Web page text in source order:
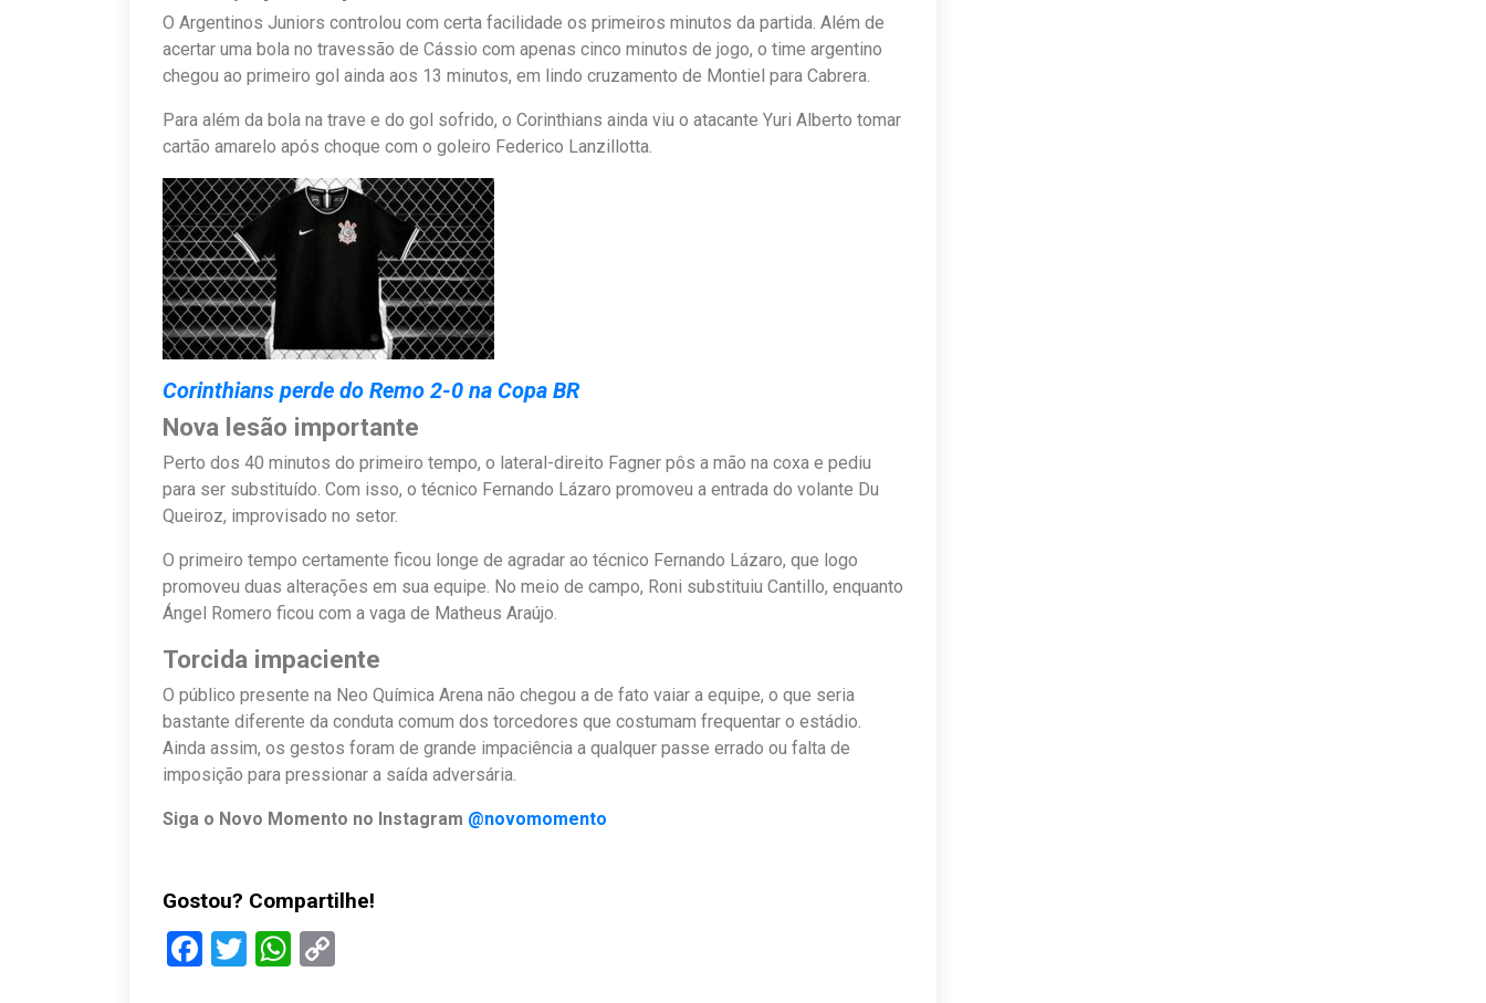
O Argentinos Juniors controlou com certa facilidade os primeiros minutos da partida. Além de
acertar uma bola no travessão de Cássio com apenas cinco minutos de jogo, o time argentino
chegou ao primeiro gol ainda aos 13 minutos, em lindo cruzamento de Montiel para Cabrera.
Para além da bola na trave e do gol sofrido, o Corinthians ainda viu o atacante Yuri Alberto tomar
cartão amarelo após choque com o goleiro Federico Lanzillotta.
Corinthians perde do Remo 2-0 na Copa BR
Nova lesão importante
Perto dos 40 minutos do primeiro tempo, o lateral-direito Fagner pôs a mão na coxa e pediu
para ser substituído. Com isso, o técnico Fernando Lázaro promoveu a entrada do volante Du
Queiroz, improvisado no setor.
O primeiro tempo certamente ficou longe de agradar ao técnico Fernando Lázaro, que logo
promoveu duas alterações em sua equipe. No meio de campo, Roni substituiu Cantillo, enquanto
Ángel Romero ficou com a vaga de Matheus Araújo.
Torcida impaciente
O público presente na Neo Química Arena não chegou a de fato vaiar a equipe, o que seria
bastante diferente da conduta comum dos torcedores que costumam frequentar o estádio.
Ainda assim, os gestos foram de grande impaciência a qualquer passe errado ou falta de
imposição para pressionar a saída adversária.
Siga o Novo Momento no Instagram @novomomento
Gostou? Compartilhe!
Facebook
TwitterWhatsApp